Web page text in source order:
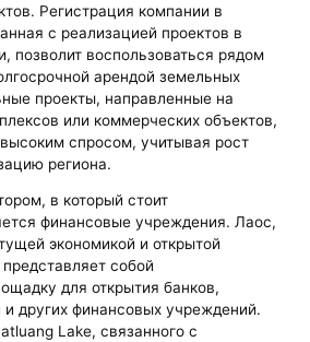
Регистрация компании в
с реализацией проектов в
позволит воспользоваться рядом
арендой земельных
проекты, направленные на
или коммерческих объектов,
спросом, учитывая рост
региона.
в который стоит
финансовые учреждения. Лаос,
экономикой и открытой
собой
для открытия банков,
других финансовых учреждений.
Lake, связанного с